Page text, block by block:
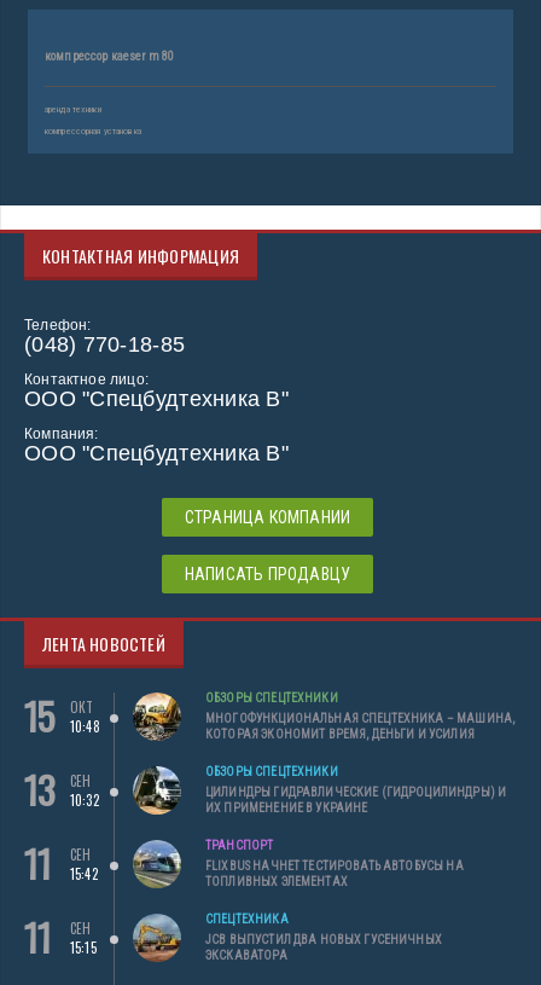
компрессор каеser m 80
аренда техники
компрессорная установка
КОНТАКТНАЯ ИНФОРМАЦИЯ
Телефон:
(048) 770-18-85
Контактное лицо:
ООО "Спецбудтехника В"
Компания:
ООО "Спецбудтехника В"
СТРАНИЦА КОМПАНИИ
НАПИСАТЬ ПРОДАВЦУ
ЛЕНТА НОВОСТЕЙ
15
ОКТ
10:48
ОБЗОРЫ СПЕЦТЕХНИКИ
МНОГОФУНКЦИОНАЛЬНАЯ СПЕЦТЕХНИКА – МАШИНА,
КОТОРАЯ ЭКОНОМИТ ВРЕМЯ, ДЕНЬГИ И УСИЛИЯ
13
СЕН
10:32
ОБЗОРЫ СПЕЦТЕХНИКИ
ЦИЛИНДРЫ ГИДРАВЛИЧЕСКИЕ (ГИДРОЦИЛИНДРЫ) И
ИХ ПРИМЕНЕНИЕ В УКРАИНЕ
11
СЕН
15:42
ТРАНСПОРТ
FLIXBUS НАЧНЕТ ТЕСТИРОВАТЬ АВТОБУСЫ НА
ТОПЛИВНЫХ ЭЛЕМЕНТАХ
11
СЕН
15:15
СПЕЦТЕХНИКА
JCB ВЫПУСТИЛ ДВА НОВЫХ ГУСЕНИЧНЫХ
ЭКСКАВАТОРА